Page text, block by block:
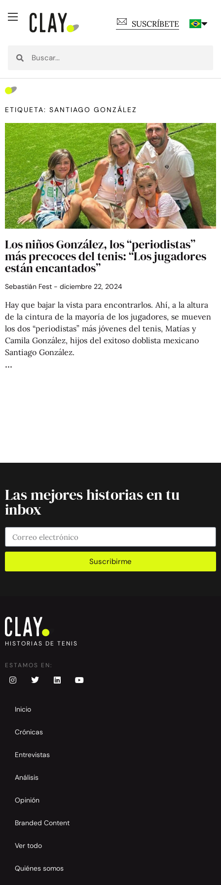
SUSCRÍBETE
ETIQUETA: SANTIAGO GONZÁLEZ
Los niños González, los “periodistas”
más precoces del tenis: “Los jugadores
están encantados”
Sebastián Fest diciembre 22, 2024
Hay que bajar la vista para encontrarlos. Ahí, a la altura
de la cintura de la mayoría de los jugadores, se mueven
los dos “periodistas” más jóvenes del tenis, Matías y
Camila González, hijos del exitoso doblista mexicano
Santiago González.
Las mejores historias en tu
inbox
Suscribirme
HISTORIAS DE TENIS
ESTAMOS EN:
Inicio
Crónicas
Entrevistas
Análisis
Opinión
Branded Content
Ver todo
Quiénes somos